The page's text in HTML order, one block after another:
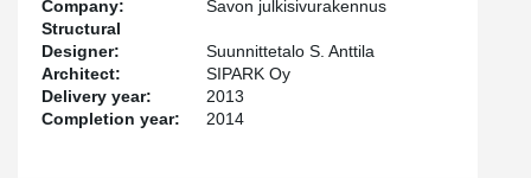
Company:
Savon julkisivurakennus
Structural
Designer:
Suunnittetalo S. Anttila
Architect:
SIPARK Oy
Delivery year:
2013
Completion year:
2014